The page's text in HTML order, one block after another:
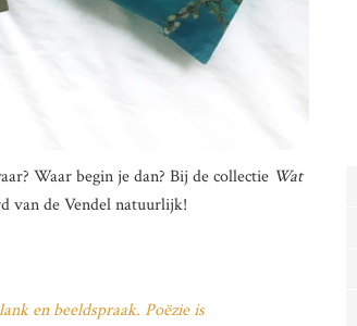
Waar begin je dan? Bij de collectie Wat
van de Vendel natuurlijk!
en beeldspraak. Poëzieis